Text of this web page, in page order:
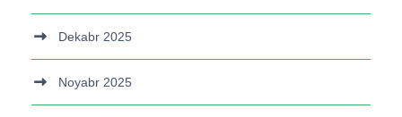
Dekabr 2025
Noyabr 2025